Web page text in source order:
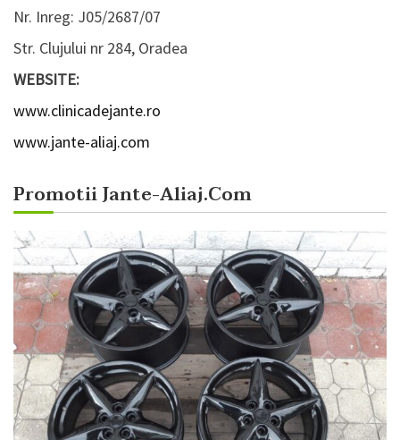
Nr. Inreg: J05/2687/07
Str. Clujului nr 284, Oradea
WEBSITE:
www.clinicadejante.ro
www.jante-aliaj.com
Promotii Jante-Aliaj.com